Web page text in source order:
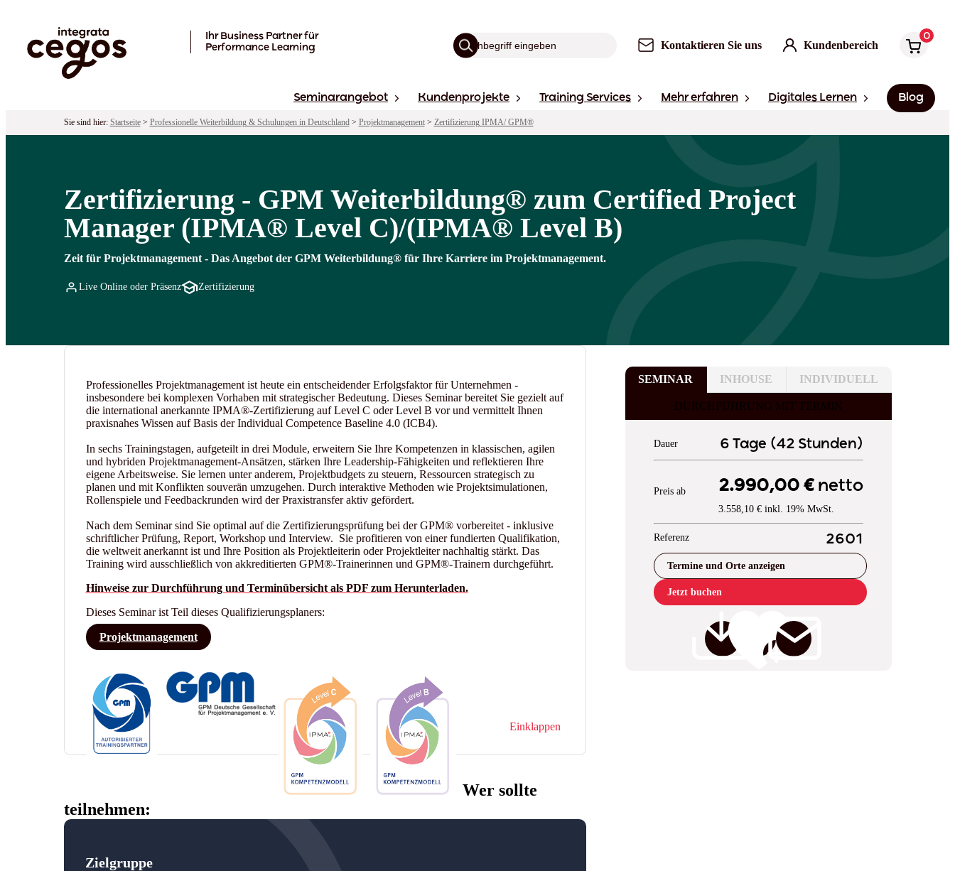
Ihr Business Partner für
Performance Learning
Kontaktieren Sie uns Kundenbereich
0
Seminarangebot Kundenprojekte Training Services Mehr erfahren Digitales Lernen Blog
Sie sind hier: Startseite> Professionelle Weiterbildung & Schulungen in Deutschland> Projektmanagement> Zertifizierung IPMA/ GPM®
Zertifizierung - GPM Weiterbildung® zum Certified Project
Manager (IPMA® Level C)/(IPMA® Level B)
Zeit für Projektmanagement - Das Angebot der GPM Weiterbildung® für Ihre Karriere im Projektmanagement.
Live Online oder Präsenz Zertifizierung
SEMINAR INHOUSE INDIVIDUELL
DURCHFÜHRUNG MIT TERMIN
Dauer 6 Tage (42 Stunden)
Preis ab 2.990,00 €netto
3.558,10 € inkl. 19% MwSt.
Referenz 2601
Termine und Orte anzeigen
Jetzt buchen
Professionelles Projektmanagement ist heute ein entscheidender Erfolgsfaktor für Unternehmen -
insbesondere bei komplexen Vorhaben mit strategischer Bedeutung. Dieses Seminar bereitet Sie gezielt auf
die international anerkannte IPMA®-Zertifizierung auf Level C oder Level B vor und vermittelt Ihnen
praxisnahes Wissen auf Basis der Individual Competence Baseline 4.0 (ICB4).
In sechs Trainingstagen, aufgeteilt in drei Module, erweitern Sie Ihre Kompetenzen in klassischen, agilen
und hybriden Projektmanagement-Ansätzen, stärken Ihre Leadership-Fähigkeiten und reflektieren Ihre
eigene Arbeitsweise. Sie lernen unter anderem, Projektbudgets zu steuern, Ressourcen strategisch zu
planen und mit Konflikten souverän umzugehen. Durch interaktive Methoden wie Projektsimulationen,
Rollenspiele und Feedbackrunden wird der Praxistransfer aktiv gefördert.
Nach dem Seminar sind Sie optimal auf die Zertifizierungsprüfung bei der GPM® vorbereitet - inklusive
schriftlicher Prüfung, Report, Workshop und Interview. Sie profitieren von einer fundierten Qualifikation,
die weltweit anerkannt ist und Ihre Position als Projektleiterin oder Projektleiter nachhaltig stärkt. Das
Training wird ausschließlich von akkreditierten GPM®-Trainerinnen und GPM®-Trainern durchgeführt.
Hinweise zur Durchführung und Terminübersicht als PDF zum Herunterladen.
Dieses Seminar ist Teil dieses Qualifizierungsplaners:
Projektmanagement
Einklappen
Wer sollte
teilnehmen:
Zielgruppe